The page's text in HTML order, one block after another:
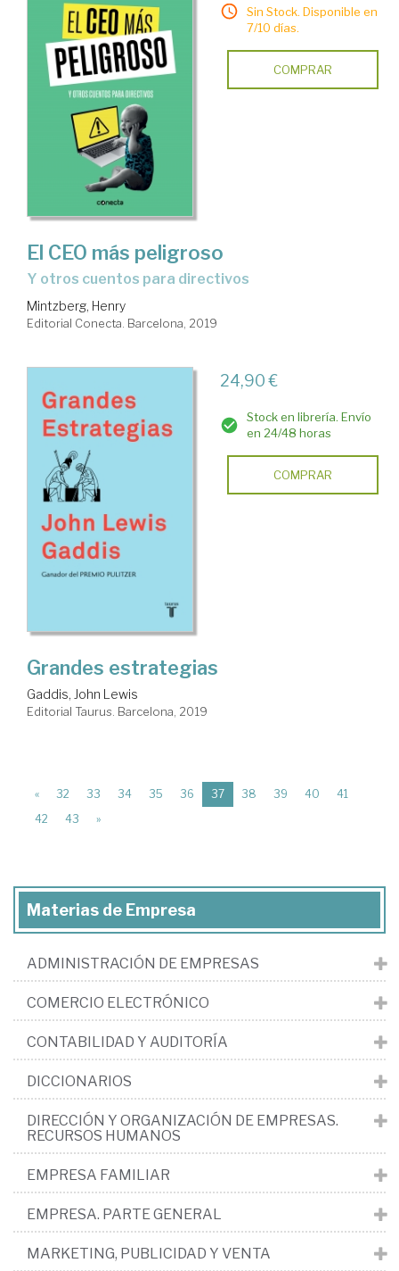
Sin Stock. Disponible en
7/10 días.
COMPRAR
El CEO más peligroso
y otros cuentos para directivos
Mintzberg, Henry
Editorial Conecta. Barcelona, 2019
24,90 €
Stock en librería. Envío
en 24/48 horas
COMPRAR
Grandes estrategias
Gaddis, John Lewis
Editorial Taurus. Barcelona, 2019
« 32 33 34 35 36 37(current)
38 39 40
41
42
43 »
Materias de Empresa
ADMINISTRACIÓN DE EMPRESAS
COMERCIO ELECTRÓNICO
CONTABILIDAD Y AUDITORÍA
DICCIONARIOS
DIRECCIÓN Y ORGANIZACIÓN DE EMPRESAS.
RECURSOS HUMANOS
EMPRESA FAMILIAR
EMPRESA. PARTE GENERAL
MARKETING, PUBLICIDAD Y VENTA